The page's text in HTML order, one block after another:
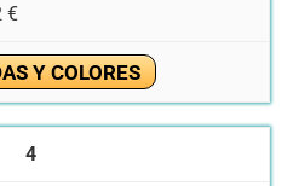
€
Y COLORES
4